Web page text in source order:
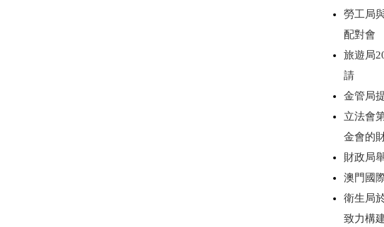
勞工局
配對會
旅遊局
請
金管局
立法會
金會的
財政局
澳門國
衛生局
致力構